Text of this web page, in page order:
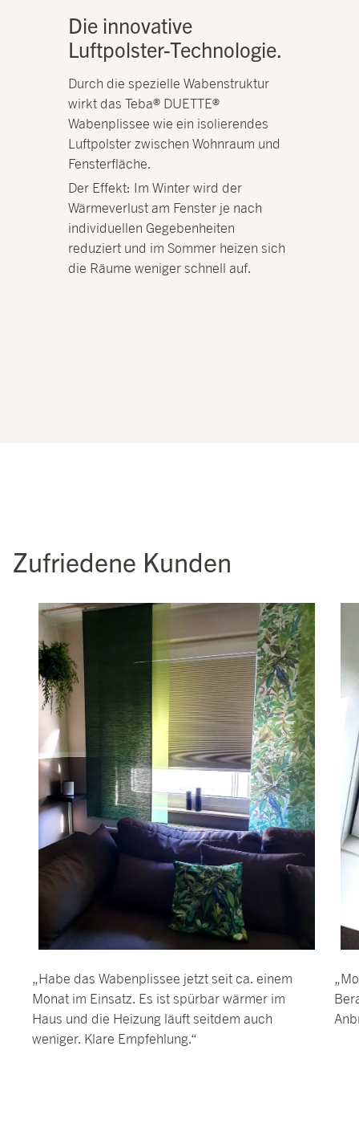
Die innovative
Luftpolster-Technologie.
Durch die spezielle Wabenstruktur
wirkt das Teba® DUETTE®
Wabenplissee wie ein isolierendes
Luftpolster zwischen Wohnraum und
Fensterfläche.
Der Effekt: Im Winter wird der
Wärmeverlust am Fenster je nach
individuellen Gegebenheiten
reduziert und im Sommer heizen sich
die Räume weniger schnell auf.
Zufriedene Kunden
„Habe das Wabenplissee jetzt seit ca. einem
Monat im Einsatz. Es ist spürbar wärmer im
Haus und die Heizung läuft seitdem auch
weniger. Klare Empfehlung.“